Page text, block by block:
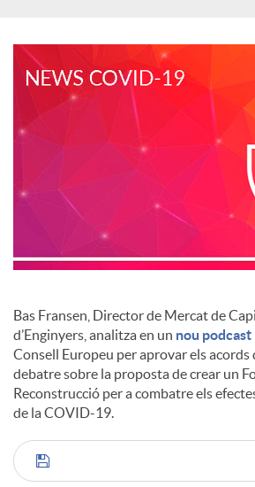
S
o
c
i
a
l
s
Bas Fransen, Director de Mercat de
d’Enginyers, analitza en un nou podcast
Consell Europeu per aprovar els acords
debatre sobre la proposta de crear un
Reconstrucció per a combatre els
de la COVID-19.